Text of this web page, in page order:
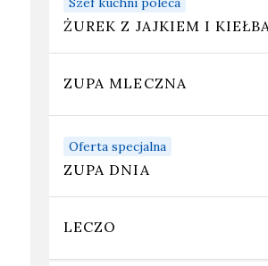
ŻUREK Z JAJKIEM I
ZUPA MLECZNA
Oferta specjalna
ZUPA DNIA
LECZO